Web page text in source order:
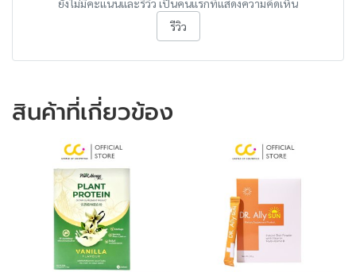
ยังไม่มีคะแนนและรีวิว เป็นคนแรกที่แสดงความคิดเห็น
รีวิว
สินค้าที่เกี่ยวข้อง